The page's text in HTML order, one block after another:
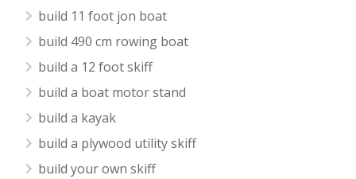
build 11 foot jon boat
build 490 cm rowing boat
build a 12 foot skiff
build a boat motor stand
build a kayak
build a plywood utility skiff
build your own skiff